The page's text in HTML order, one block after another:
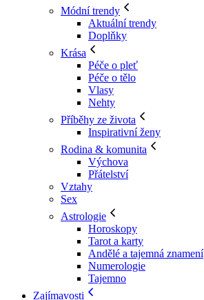
Módní trendy
Aktuální trendy
Doplňky
Krása
Péče o pleť
Péče o tělo
Vlasy
Nehty
Příběhy ze života
Inspirativní ženy
Rodina & komunita
Výchova
Přátelství
Vztahy
Sex
Astrologie
Horoskopy
Tarot a karty
Andělé a tajemná znamení
Numerologie
Tajemno
Zajímavosti